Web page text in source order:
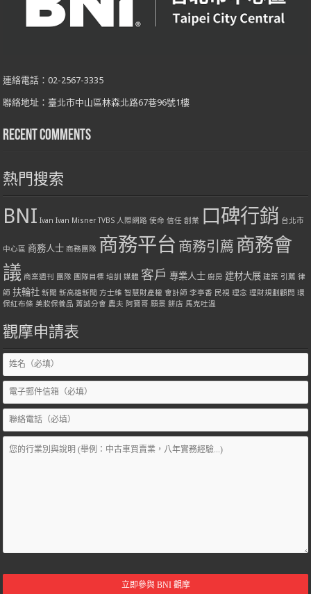
連絡電話：02-2567-3335
聯絡地址：臺北市中山區林森北路67巷96號1樓
Recent Comments
熱門搜索
BNI Ivan Ivan Misner TVBS 人際網路 使命 信任 創業 口碑行銷 台北市
中心區 商務人士 商務團隊 商務平台 商務引薦 商務會
議 商業週刊 團隊 團隊目標 培訓 媒體 客戶 專業人士 廚房 建材大展 建築 引薦 律
師 扶輪社 新聞 新高雄新聞 方士維 智慧財產權 會計師 李亭香 民視 理念 理財規劃顧問 環
保紅布條 美妝保養品 菁誠分會 農夫 阿寶哥 願景 餅店 馬克吐溫
觀摩申請表